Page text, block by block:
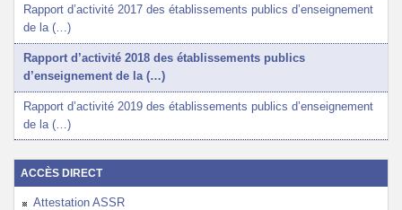
Rapport d’activité 2017 des établissements publics d’enseignement
de la (…)
Rapport d’activité 2018 des établissements publics
d’enseignement de la (…)
Rapport d’activité 2019 des établissements publics d’enseignement
de la (…)
ACCÈS DIRECT
Attestation ASSR